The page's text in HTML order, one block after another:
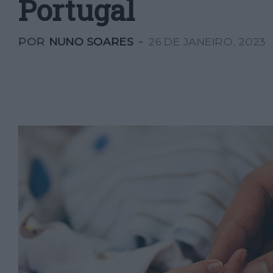
Portugal
POR NUNO SOARES - 26 DE JANEIRO, 2023